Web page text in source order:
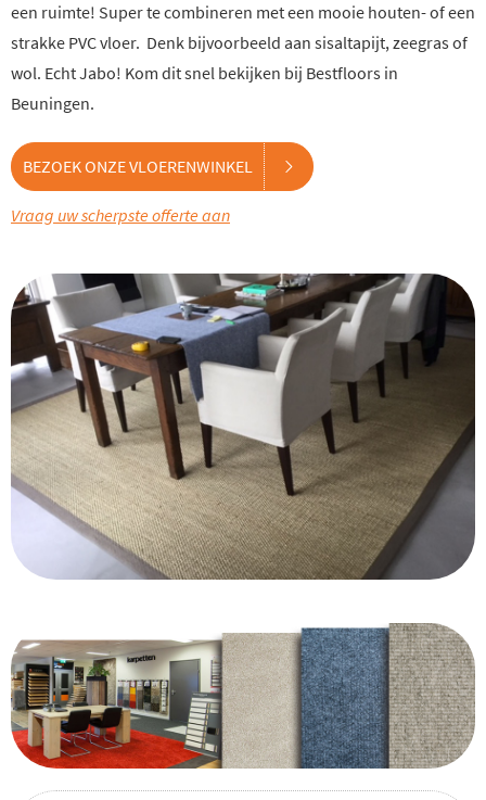
een ruimte! Super te combineren met een mooie houten- of een
strakke PVC vloer. Denk bijvoorbeeld aan sisaltapijt, zeegras of
wol. Echt Jabo! Kom dit snel bekijken bij Bestfloors in
Beuningen.
BEZOEK ONZE VLOERENWINKEL
Vraag uw scherpste offerte aan